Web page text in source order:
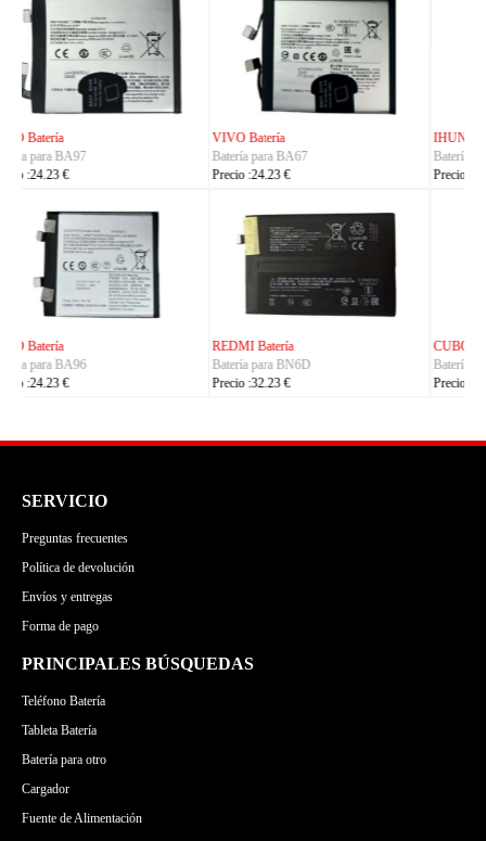
IHUNT Batería
Batería para Titan-P13000
Precio :30.23 €
HUACE Batería
Batería para LT60
Precio :42.23 €
CUBOT Batería
Batería para C35
Precio :24.23 €
PHILIPS Batería
Batería para S7105
Precio :24.23 €
SERVICIO
Preguntas frecuentes
Política de devolución
Envíos y entregas
Forma de pago
PRINCIPALES BÚSQUEDAS
Teléfono Batería
Tableta Batería
Batería para otro
Cargador
Fuente de Alimentación